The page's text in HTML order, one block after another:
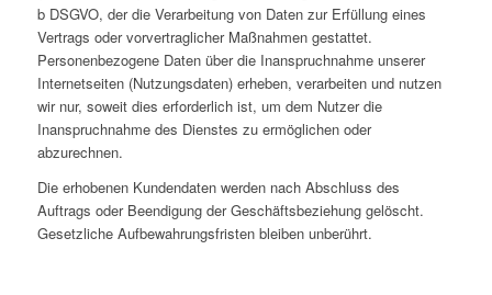
b DSGVO, der die Verarbeitung von Daten zur Erfüllung eines
Vertrags oder vorvertraglicher Maßnahmen gestattet.
Personenbezogene Daten über die Inanspruchnahme unserer
Internetseiten (Nutzungsdaten) erheben, verarbeiten und nutzen
wir nur, soweit dies erforderlich ist, um dem Nutzer die
Inanspruchnahme des Dienstes zu ermöglichen oder
abzurechnen.
Die erhobenen Kundendaten werden nach Abschluss des
Auftrags oder Beendigung der Geschäftsbeziehung gelöscht.
Gesetzliche Aufbewahrungsfristen bleiben unberührt.